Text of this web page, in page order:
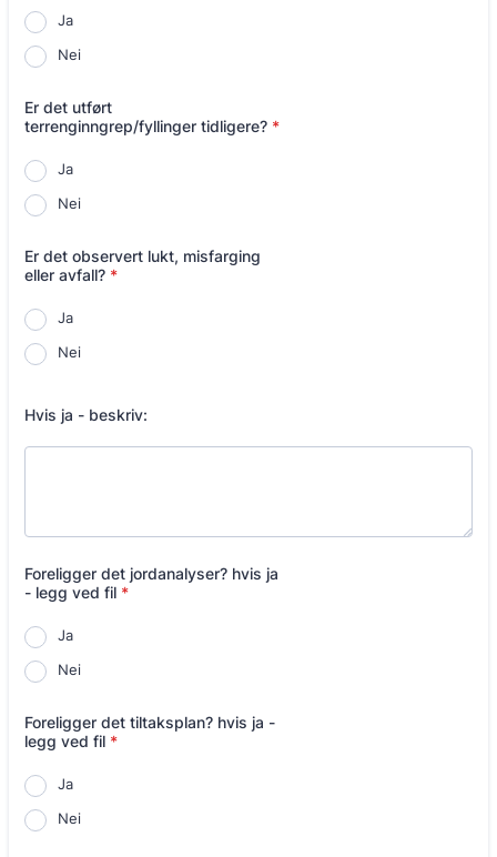
Ja
Nei
Er det utført
terrenginngrep/fyllinger tidligere? *
Ja
Nei
Er det observert lukt, misfarging
eller avfall? *
Ja
Nei
Hvis ja - beskriv:
Foreligger det jordanalyser? hvis ja
- legg ved fil *
Ja
Nei
Foreligger det tiltaksplan? hvis ja -
legg ved fil *
Ja
Nei